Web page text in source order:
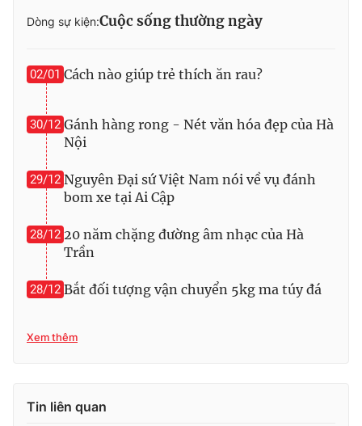
VTV8
THỜI BÁO VTV
Theo dõi báo trên
Cơ quan chủ quản:
Cơ quan báo chí:Thời báo VTV
Tổng đài VTV:024.38 355 931 - 024.38 355 932
Dòng sự kiện:Cuộc sống thường ngày
02/01 Cách nào giúp trẻ thích ăn rau?
30/12 Gánh hàng rong - Nét văn hóa đẹp của Hà
Nội
29/12 Nguyên Đại sứ Việt Nam nói về vụ đánh
bom xe tại Ai Cập
28/12 20 năm chặng đường âm nhạc của Hà
Trần
28/12 Bắt đối tượng vận chuyển 5kg ma túy đá
Xem thêm
Tin liên quan